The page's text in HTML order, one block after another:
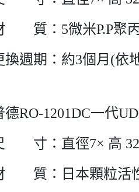
質：5微米P.P聚
換週期：約3個月(依
德RO-1201DC一代
寸：直徑7× 高 32
質：日本顆粒活